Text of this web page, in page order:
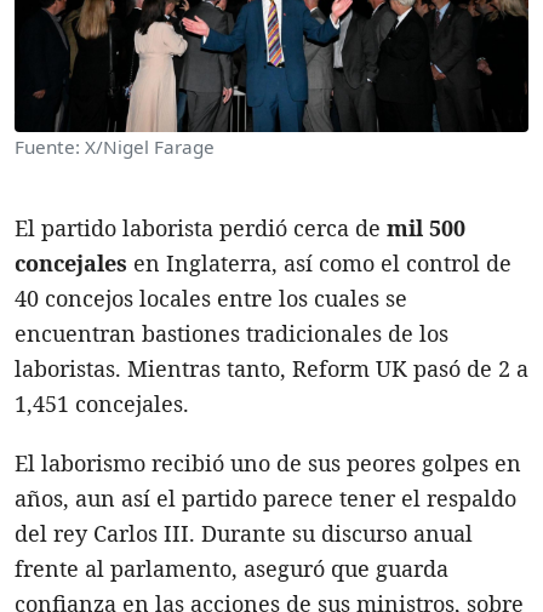
Fuente: X/Nigel Farage
El partido laborista perdió cerca de mil 500
concejales en Inglaterra, así como el control de
40 concejos locales entre los cuales se
encuentran bastiones tradicionales de los
laboristas. Mientras tanto, Reform UK pasó de 2 a
1,451 concejales.
El laborismo recibió uno de sus peores golpes en
años, aun así el partido parece tener el respaldo
del rey Carlos III. Durante su discurso anual
frente al parlamento, aseguró que guarda
confianza en las acciones de sus ministros, sobre